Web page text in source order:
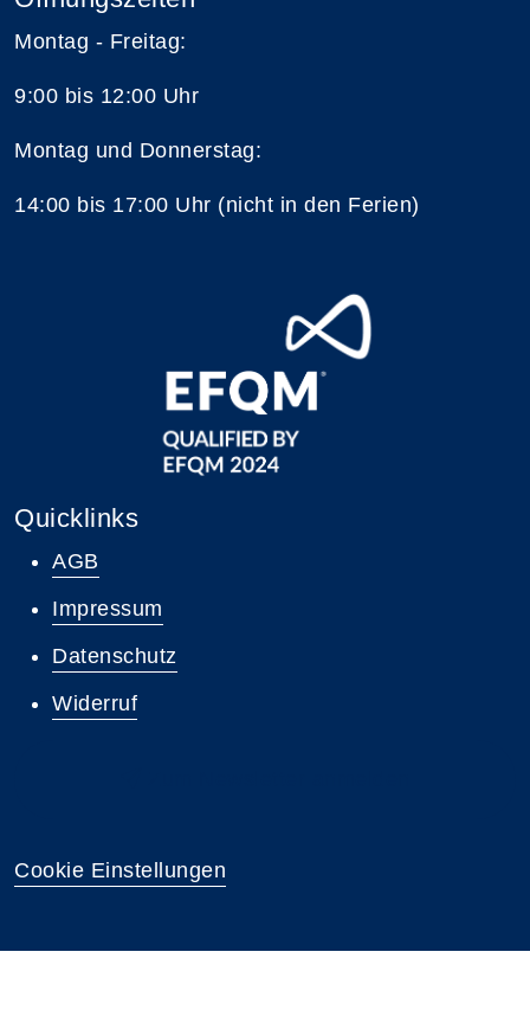
Montag - Freitag:
9:00 bis 12:00 Uhr
Montag und Donnerstag:
14:00 bis 17:00 Uhr (nicht in den Ferien)
Quicklinks
AGB
Impressum
Datenschutz
Widerruf
Cookie Einstellungen